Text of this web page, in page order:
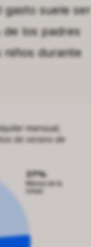
suele ser
de los padres
niños durante